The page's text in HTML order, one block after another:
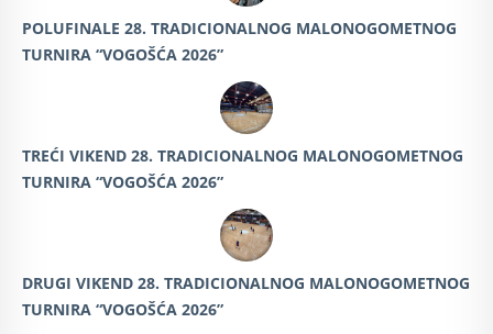
POLUFINALE 28. TRADICIONALNOG MALONOGOMETNOG
TURNIRA “VOGOŠĆA 2026”
TREĆI VIKEND 28. TRADICIONALNOG MALONOGOMETNOG
TURNIRA “VOGOŠĆA 2026”
DRUGI VIKEND 28. TRADICIONALNOG MALONOGOMETNOG
TURNIRA “VOGOŠĆA 2026”